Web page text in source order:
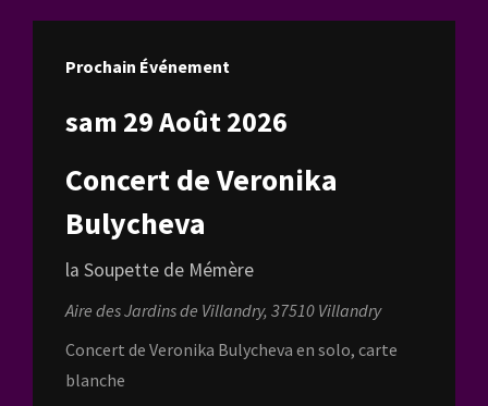
Prochain Événement
sam 29 Août 2026
Concert de Veronika
Bulycheva
la Soupette de Mémère
Aire des Jardins de Villandry, 37510 Villandry
Concert de Veronika Bulycheva en solo, carte
blanche